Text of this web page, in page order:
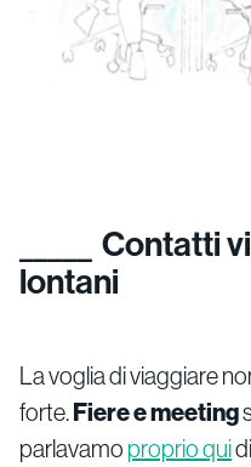
Contatti
lontani
La voglia di viaggiare
forte.Fiere e meeting
parlavamo proprio qui